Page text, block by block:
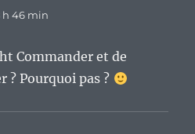
h 46 min
Commander et de
? Pourquoi pas ?